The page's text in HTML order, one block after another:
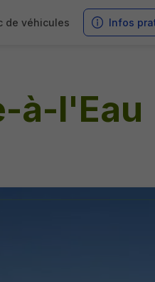
de véhicules Infos
à-l'Eau